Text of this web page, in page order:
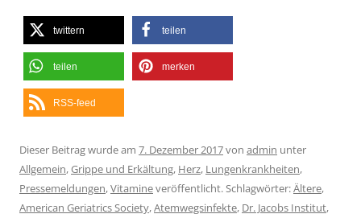
twittern teilen
teilen merken
RSS-feed
Dieser Beitrag wurde am 7. Dezember 2017von admin unter
Allgemein,Grippe und Erkältung, Herz, Lungenkrankheiten,
Pressemeldungen,Vitamineveröffentlicht. Schlagwörter:Ältere,
American Geriatrics Society,Atemwegsinfekte, Dr. Jacobs Institut,